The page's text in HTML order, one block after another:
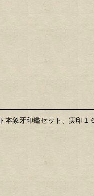
本象牙印鑑セット、実印